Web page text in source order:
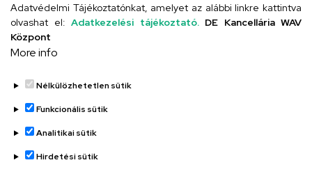
UD telefonkönyv
Adatvédelem
Adatvédelem
Adatvédelmi Tájékoztatónkat, amelyet az alábbi linkre kattintva
olvashat el: Adatkezelési tájékoztató. DE Kancellária WAV
Központ
More info
Nélkülözhetetlen sütik
Funkcionális sütik
Analitikai sütik
Hirdetési sütik